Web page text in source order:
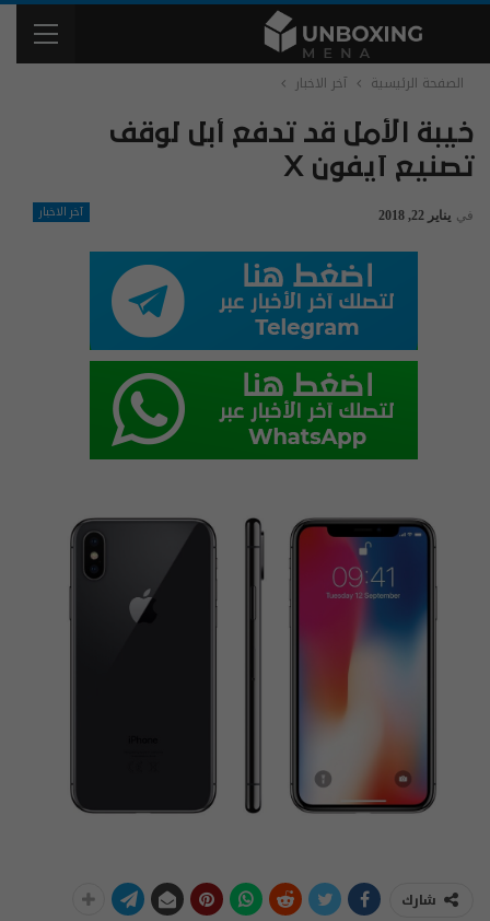
الصفحة الرئيسية آخر الاخبار
خيبة الأمل قد تدفع أبل لوقف
تصنيع آيفون X
آخر الاخبار في يناير 22, 2018
شارك